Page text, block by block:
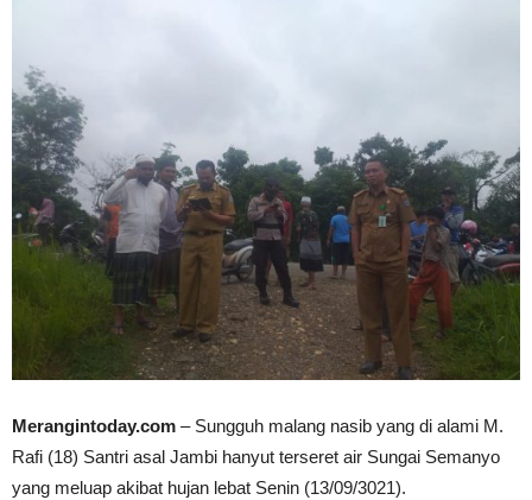
Merangintoday.com – Sungguh malang nasib yang di alami M.
Rafi (18) Santri asal Jambi hanyut terseret air Sungai Semanyo
yang meluap akibat hujan lebat Senin (13/09/3021).